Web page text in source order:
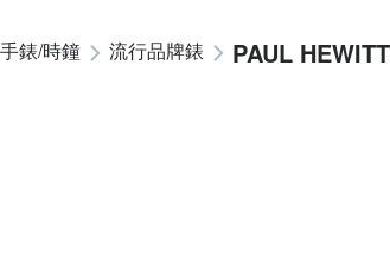
手錶/時鐘 流行品牌錶 PAUL HEWITT